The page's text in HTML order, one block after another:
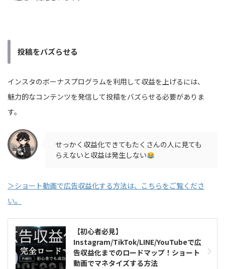
投稿をバズらせる
インスタのボーナスプログラムを利用して収益を上げるには、
魅力的なコンテンツを発信して投稿をバズらせる必要がありま
す。
せっかく収益化できてもたくさんの人に見ても
らえないと収益は発生しない
＞ショート動画で広告収益化する方法は、こちらをご覧くださ
い。
【初心者必見】
Instagram/TikTok/LINE/YouTubeで広
告収益化までのロードマップ！ショート
動画でマネタイズする方法